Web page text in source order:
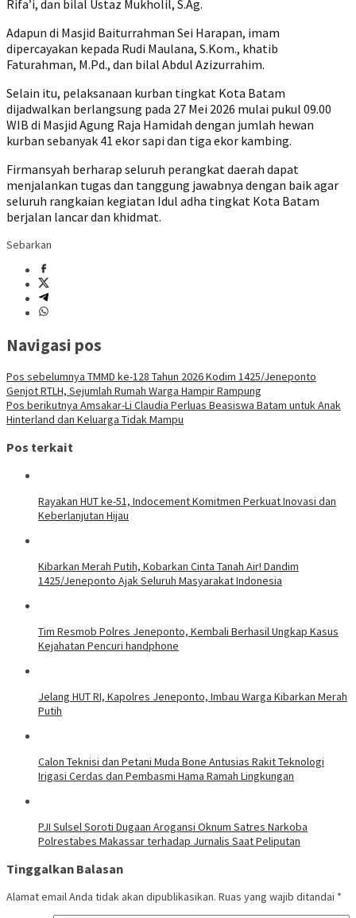
Rifa’i, dan bilal Ustaz Mukholil, S.Ag.
Adapun di Masjid Baiturrahman Sei Harapan, imam
dipercayakan kepada Rudi Maulana, S.Kom., khatib
Faturahman, M.Pd., dan bilal Abdul Azizurrahim.
Selain itu, pelaksanaan kurban tingkat Kota Batam
dijadwalkan berlangsung pada 27 Mei 2026 mulai pukul 09.00
WIB di Masjid Agung Raja Hamidah dengan jumlah hewan
kurban sebanyak 41 ekor sapi dan tiga ekor kambing.
Firmansyah berharap seluruh perangkat daerah dapat
menjalankan tugas dan tanggung jawabnya dengan baik agar
seluruh rangkaian kegiatan Idul adha tingkat Kota Batam
berjalan lancar dan khidmat.
Sebarkan
Navigasi pos
Pos sebelumnya TMMD ke-128 Tahun 2026 Kodim 1425/Jeneponto
Genjot RTLH, Sejumlah Rumah Warga Hampir Rampung
Pos berikutnya Amsakar-Li Claudia Perluas Beasiswa Batam untuk Anak
Hinterland dan Keluarga Tidak Mampu
Pos terkait
Rayakan HUT ke-51, Indocement Komitmen Perkuat Inovasi dan
Keberlanjutan Hijau
Kibarkan Merah Putih, Kobarkan Cinta Tanah Air! Dandim
1425/Jeneponto Ajak Seluruh Masyarakat Indonesia
Tim Resmob Polres Jeneponto, Kembali Berhasil Ungkap Kasus
Kejahatan Pencuri handphone
Jelang HUT RI, Kapolres Jeneponto, Imbau Warga Kibarkan Merah
Putih
Calon Teknisi dan Petani Muda Bone Antusias Rakit Teknologi
Irigasi Cerdas dan Pembasmi Hama Ramah Lingkungan
PJI Sulsel Soroti Dugaan Arogansi Oknum Satres Narkoba
Polrestabes Makassar terhadap Jurnalis Saat Peliputan
Tinggalkan Balasan
Alamat email Anda tidak akan dipublikasikan. Ruas yang wajib ditandai *